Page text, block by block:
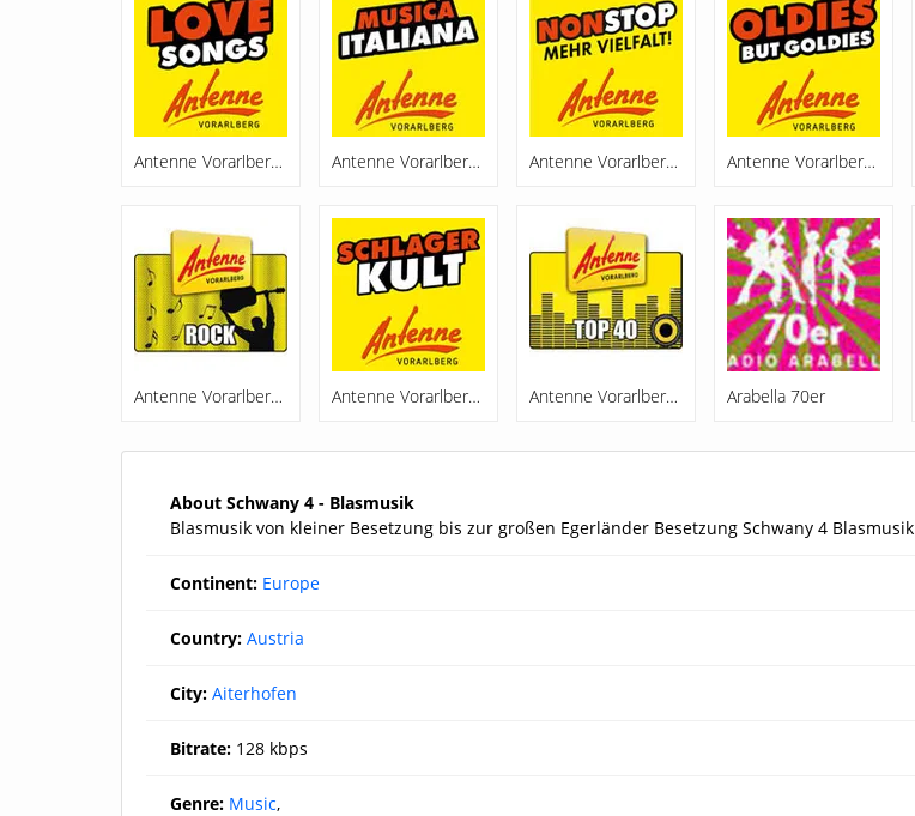
Antenne Vorarlberg Lovesongs Antenne Vorarlberg Musica Italiana Antenne Vorarlberg Nonstop Antenne Vorarlberg Oldies
Antenne Vorarlberg Rock Antenne Vorarlberg Schlagerkult Antenne Vorarlberg Top 40 Arabella 70er
About Schwany 4 - Blasmusik
Blasmusik von kleiner Besetzung bis zur großen Egerländer Besetzung Schwany 4 Blasmusik
Continent: Europe
Country: Austria
City: Aiterhofen
Bitrate: 128 kbps
Genre: Music,